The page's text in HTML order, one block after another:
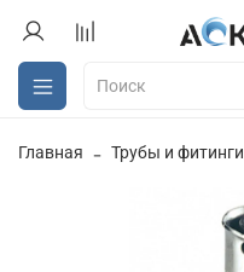
Главная Трубы и фитинги